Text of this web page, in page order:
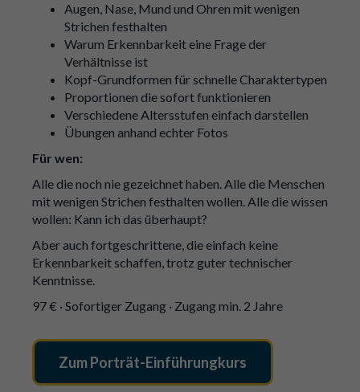
Augen, Nase, Mund und Ohren mit wenigen
Strichen festhalten
Warum Erkennbarkeit eine Frage der
Verhältnisse ist
Kopf-Grundformen für schnelle Charaktertypen
Proportionen die sofort funktionieren
Verschiedene Altersstufen einfach darstellen
Übungen anhand echter Fotos
Für wen:
Alle die noch nie gezeichnet haben. Alle die Menschen
mit wenigen Strichen festhalten wollen. Alle die wissen
wollen: Kann ich das überhaupt?
Aber auch fortgeschrittene, die einfach keine
Erkennbarkeit schaffen, trotz guter technischer
Kenntnisse.
97 € · Sofortiger Zugang · Zugang min. 2 Jahre
Zum Porträt-Einführungkurs